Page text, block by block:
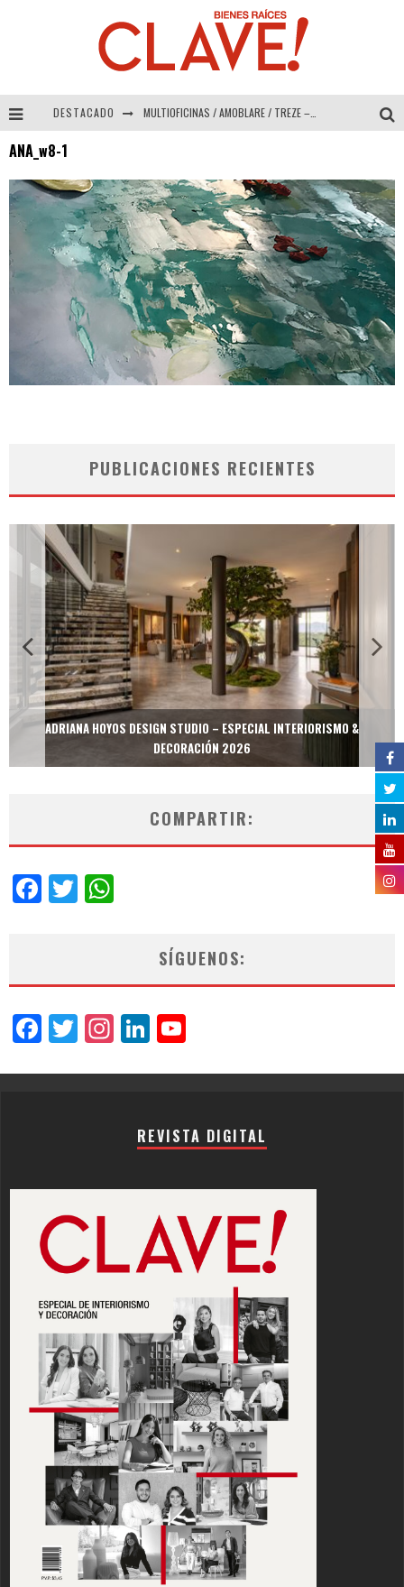
DESTACADO MULTIOFICINAS / AMOBLARE / TREZE – Especial Interiorismo & Decoración 2026
COLINEAL – Especial Interiorismo & Decoración 2026
ADRIANA HOYOS DESIGN STUDIO – Especial Interiorismo & Decoración 2026
ANA_w8-1
PUBLICACIONES RECIENTES
ADRIANA HOYOS DESIGN STUDIO – ESPECIAL INTERIORISMO &
DECORACIÓN 2026
COMPARTIR:
Facebook
Twitter
SÍGUENOS:
Facebook
Twitter
Instagram
LinkedIn
REVISTA DIGITAL